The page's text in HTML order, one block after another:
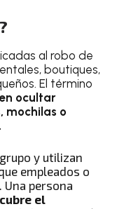
al robo de
boutiques,
El término
ocultar
mochilas o
y utilizan
empleados o
persona
el